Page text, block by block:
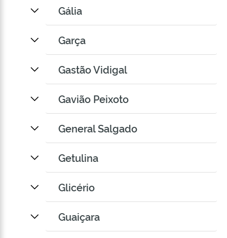
Gália
Garça
Gastão Vidigal
Gavião Peixoto
General Salgado
Getulina
Glicério
Guaiçara